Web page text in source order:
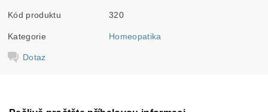
Kód produktu 320
Kategorie Homeopatika
Dotaz